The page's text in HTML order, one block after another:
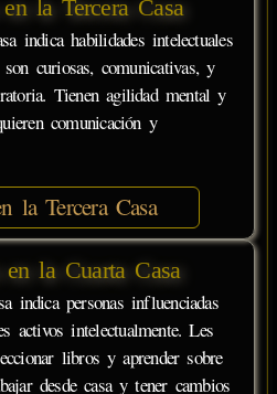
la Tercera Casa
indica habilidades intelectuales
son curiosas, comunicativas, y
Tienen agilidad mental y
comunicación y
la Tercera Casa
la Cuarta Casa
indica personas influenciadas
activos intelectualmente. Les
libros y aprender sobre
desde casa y tener cambios